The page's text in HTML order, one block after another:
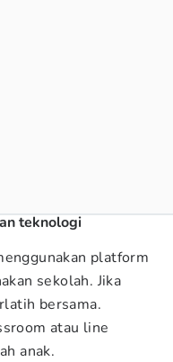
teknologi
platform
sekolah. Jika
bersama.
atau line
anak.